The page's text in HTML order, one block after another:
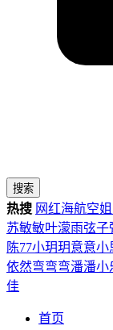
搜索
热搜 网红海航空姐
苏敏敏叶濛雨弦子
陈77小玥玥意意小
依然弯弯弯潘潘小
佳
首页